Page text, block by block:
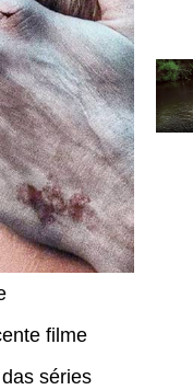
filme
séries